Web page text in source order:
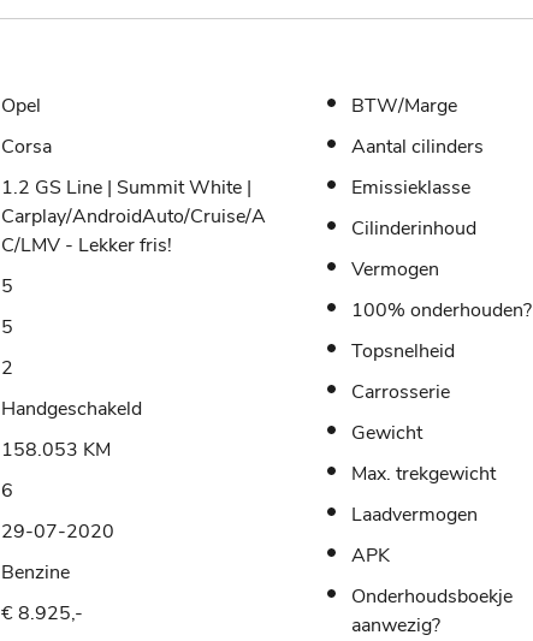
Opel
Corsa
1.2 GS Line | Summit White |
Carplay/AndroidAuto/Cruise/A
C/LMV - Lekker fris!
5
5
2
Handgeschakeld
158.053 KM
6
29-07-2020
Benzine
€ 8.925,-
BTW/Marge
Aantal cilinders
Emissieklasse
Cilinderinhoud
Vermogen
100% onderhouden?
Topsnelheid
Carrosserie
Gewicht
Max. trekgewicht
Laadvermogen
APK
Onderhoudsboekje
aanwezig?